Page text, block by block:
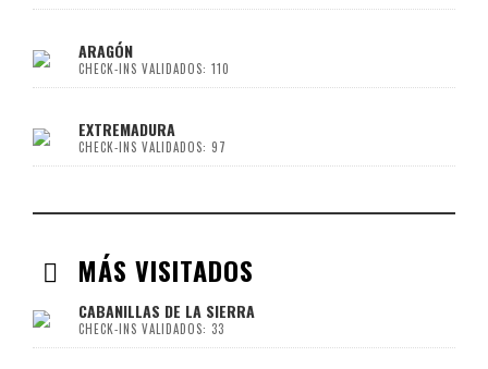
ARAGÓN
CHECK-INS VALIDADOS: 110
EXTREMADURA
CHECK-INS VALIDADOS: 97
MÁS VISITADOS
CABANILLAS DE LA SIERRA
CHECK-INS VALIDADOS: 33